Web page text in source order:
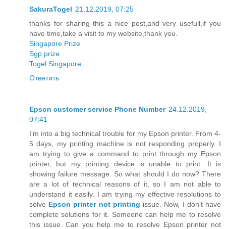
SakuraTogel 21.12.2019, 07:25
thanks for sharing this a nice post,and very usefull,if you
have time,take a visit to my website,thank you.
Singapore Prize
Sgp prize
Togel Singapore
Ответить
Epson customer service Phone Number 24.12.2019,
07:41
I’m into a big technical trouble for my Epson printer. From 4-
5 days, my printing machine is not responding properly. I
am trying to give a command to print through my Epson
printer, but my printing device is unable to print. It is
showing failure message. So what should I do now? There
are a lot of technical reasons of it, so I am not able to
understand it easily. I am trying my effective resolutions to
solve Epson printer not printing issue. Now, I don’t have
complete solutions for it. Someone can help me to resolve
this issue. Can you help me to resolve Epson printer not